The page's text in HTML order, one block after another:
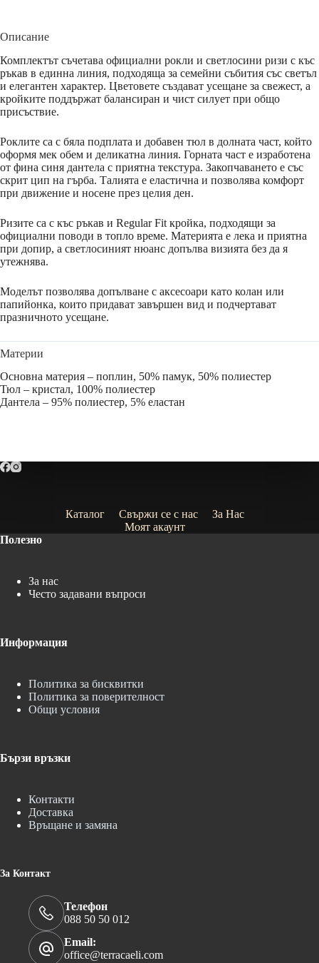
Описание
Комплектът съчетава официални рокли и светлосини ризи с къс
ръкав в единна линия, подходяща за семейни събития със светъл
и елегантен характер. Цветовете създават усещане за свежест, а
кройките поддържат балансиран и чист силует при общо
присъствие.
Роклите са с бяла подплата и добавен тюл в долната част, който
оформя мек обем и деликатна линия. Горната част е изработена
от фина синя дантела с приятна текстура. Закопчаването е със
скрит цип на гърба. Талията е еластична и позволява комфорт
при движение и носене през целия ден.
Ризите са с къс ръкав и Regular Fit кройка, подходящи за
официални поводи в топло време. Материята е лека и приятна
при допир, а светлосиният нюанс допълва визията без да я
утежнява.
Моделът позволява допълване с аксесоари като колан или
папийонка, които придават завършен вид и подчертават
празничното усещане.
Материи
Основна материя – поплин, 50% памук, 50% полиестер
Тюл – кристал, 100% полиестер
Дантела – 95% полиестер, 5% еластан
Каталог Свържи се с нас
За Нас
Моят акаунт
Полезно
За нас
Често задавани въпроси
Информация
Политика за бисквитки
Политика за поверителност
Общи условия
Бързи връзки
Контакти
Доставка
Връщане и замяна
За Контакт
Телефон
088 50 50 012
Email:
office@terracaeli.com